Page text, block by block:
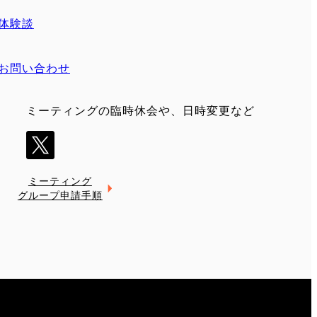
験談
問い合わせ
ミーティングの臨時休会や、日時変更など
ミーティング
グループ申請手順